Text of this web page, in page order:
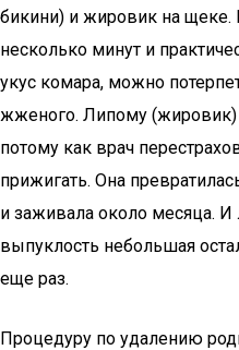
бикини) и жировик на щеке.
несколько минут и
укус комара, можно
жженого. Липому (жировик)
потому как врач
прижигать. Она
и заживала около месяца.
выпуклость небольшая
еще раз.
Процедуру по удалению